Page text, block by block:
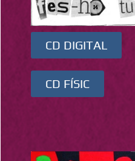
CD DIGITAL
CD FÍSIC